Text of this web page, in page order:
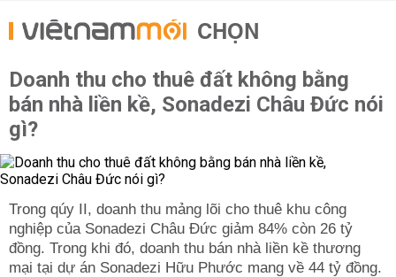
CHỌN
Doanh thu cho thuê đất không bằng
bán nhà liền kề, Sonadezi Châu Đức nói
gì?
Trong qúy II, doanh thu mảng lõi cho thuê khu công
nghiệp của Sonadezi Châu Đức giảm 84% còn 26 tỷ
đồng. Trong khi đó, doanh thu bán nhà liền kề thương
mại tại dự án Sonadezi Hữu Phước mang về 44 tỷ đồng.